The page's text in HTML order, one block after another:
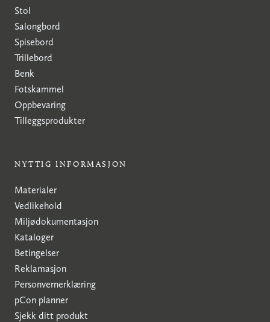
Stol
Salongbord
Spisebord
Trillebord
Benk
Fotskammel
Oppbevaring
Tilleggsprodukter
NYTTIG INFORMASJON
Materialer
Vedlikehold
Miljødokumentasjon
Kataloger
Betingelser
Reklamasjon
Personvernerklæring
pCon planner
Sjekk ditt produkt